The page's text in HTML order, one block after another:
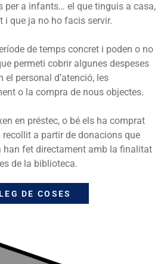
per a infants… el que tinguis a casa,
i que ja no ho facis servir.
de temps concret i poden o no
permeti cobrir algunes despeses
el personal d’atenció, les
o la compra de nous objectes.
en préstec, o bé els ha comprat
recollit a partir de donacions que
han fet directament amb la finalitat
de la biblioteca.
DE COSES